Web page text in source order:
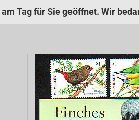
Tag für Sie geöffnet. Wir